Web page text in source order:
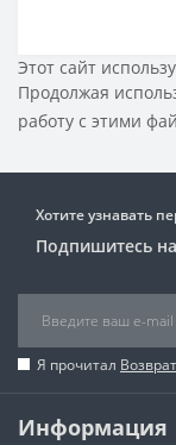
Этот сайт
Продолжая
работу с этими
Хотите узнавать
Подпишитесь
Я прочитал
Информация